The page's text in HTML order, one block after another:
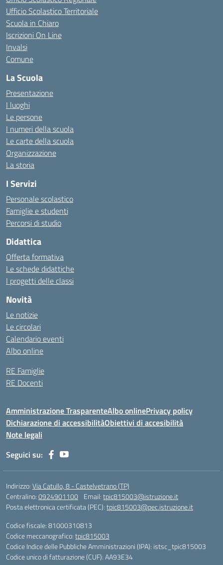
Ufficio Scolastico Territoriale
Scuola in Chiaro
Iscrizioni On Line
Invalsi
Comune
La Scuola
Presentazione
I luoghi
Le persone
I numeri della scuola
Le carte della scuola
Organizzazione
La storia
I Servizi
Personale scolastico
Famiglie e studenti
Percorsi di studio
Didattica
Offerta formativa
Le schede didattiche
I progetti delle classi
Novità
Le notizie
Le circolari
Calendario eventi
Albo online
RE Famiglie
RE Docenti
Amministrazione TrasparenteAlbo onlinePrivacy policy
Dichiarazione di accessibilitàObiettivi di accesibilità
Note legali
Seguici su:
Indirizzo:Via Catullo, 8 - Castelvetrano (TP)
Centralino:0924901100 Email:tpic815003@istruzione.it
Posta elettronica certificata (PEC):tpic815003@pec.istruzione.it
Codice fiscale: 81000310813
Codice meccanografico:tpic815003
Codice Indice delle Pubbliche Amministrazioni (IPA): istsc_tpic815003
Codice unico di fatturazione (CUF): AA93E34